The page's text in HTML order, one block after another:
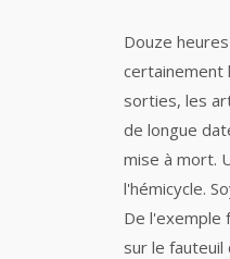
Douze
certainement
sorties, les
de longue
mise à mort.
l'hémicycle.
De l'exemple
sur le